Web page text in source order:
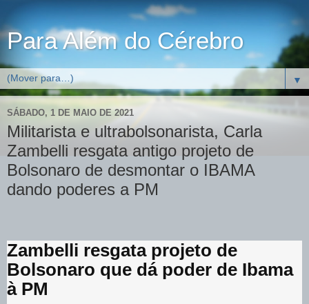
Para Além do Cérebro
▼
SÁBADO, 1 DE MAIO DE 2021
Militarista e ultrabolsonarista, Carla
Zambelli resgata antigo projeto de
Bolsonaro de desmontar o IBAMA
dando poderes a PM
Zambelli resgata projeto de
Bolsonaro que dá poder de Ibama
à PM